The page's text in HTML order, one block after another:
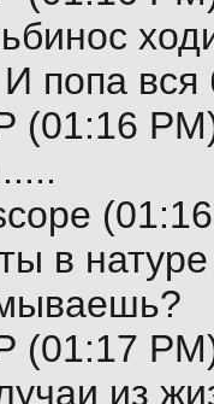
И попа
(01:16
в
(01:17
из